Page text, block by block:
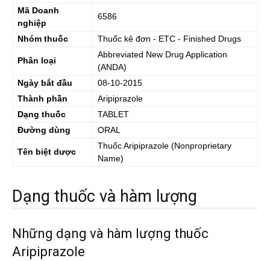
Mã Doanh
nghiệp
6586
Nhóm thuốc Thuốc kê đơn - ETC - Finished Drugs
Phân loại
Abbreviated New Drug Application
(ANDA)
Ngày bắt đầu
08-10-2015
Thành phần
Aripiprazole
Dạng thuốc
TABLET
Đường dùng
ORAL
Tên biệt dược
ThuốcAripiprazole (Nonproprietary
Name)
Dạng thuốc và hàm lượng
Những dạng và hàm lượng thuốc
Aripiprazole